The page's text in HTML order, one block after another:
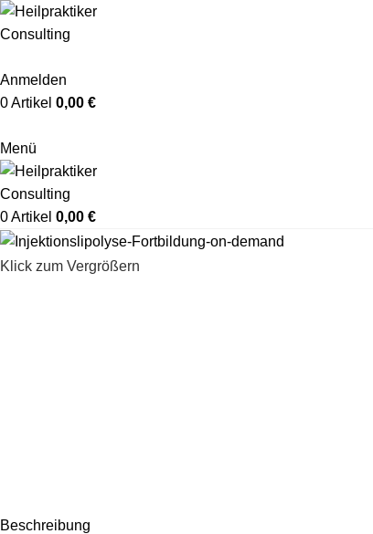
Anmelden
0Artikel 0,00 €
Menü
0Artikel 0,00 €
Klick zum Vergrößern
Beschreibung